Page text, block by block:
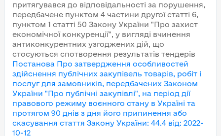
притягувався до відповідальності за порушення,
передбачене пунктом 4 частини другої статті 6,
пунктом 1 статті 50 Закону України "Про захист
економічної конкуренції", у вигляді вчинення
антиконкурентних узгоджених дій, що
стосуються спотворення результатів тендерів
Постанова Про затвердження особливостей
здійснення публічних закупівель товарів, робіт і
послуг для замовників, передбачених Законом
України "Про публічні закупівлі", на період дії
правового режиму воєнного стану в Україні та
протягом 90 днів з дня його припинення або
скасування стаття Закону України: 44.4 від: 2022-
10-12